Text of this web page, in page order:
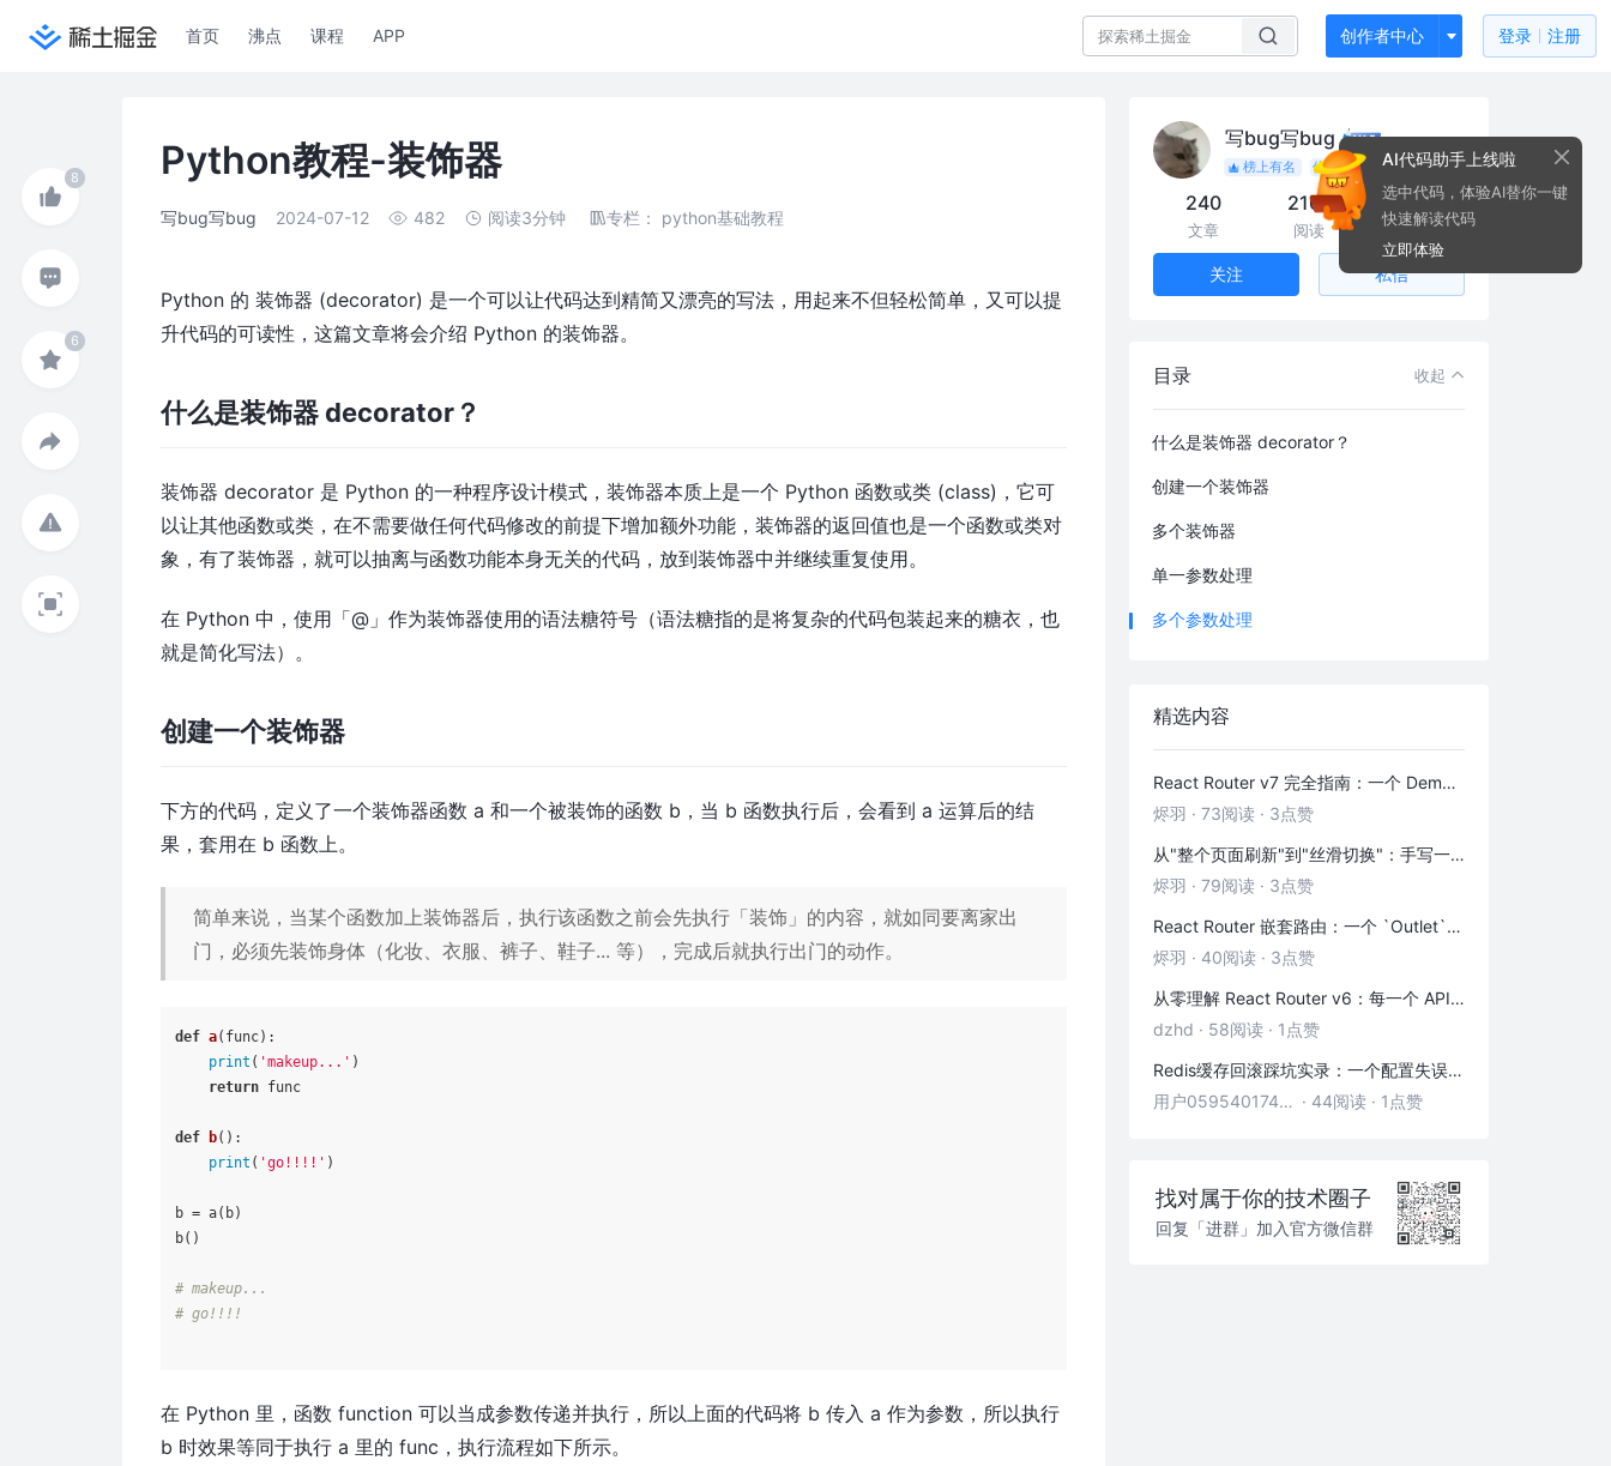
首页 沸点 课程 APP 创作者中心 登录 注册
Python教程-装饰器
写bug写bug 2024-07-12 482 阅读3分钟 专栏： python基础教程
Python 的 装饰器 (decorator) 是一个可以让代码达到精简又漂亮的写法，用起来不但轻松简单，又可以提
升代码的可读性，这篇文章将会介绍 Python 的装饰器。
什么是装饰器 decorator？
装饰器 decorator 是 Python 的一种程序设计模式，装饰器本质上是一个 Python 函数或类 (class)，它可
以让其他函数或类，在不需要做任何代码修改的前提下增加额外功能，装饰器的返回值也是一个函数或类对
象，有了装饰器，就可以抽离与函数功能本身无关的代码，放到装饰器中并继续重复使用。
在 Python 中，使用「@」作为装饰器使用的语法糖符号（语法糖指的是将复杂的代码包装起来的糖衣，也
就是简化写法）。
创建一个装饰器
下方的代码，定义了一个装饰器函数 a 和一个被装饰的函数 b，当 b 函数执行后，会看到 a 运算后的结
果，套用在 b 函数上。
简单来说，当某个函数加上装饰器后，执行该函数之前会先执行「装饰」的内容，就如同要离家出
门，必须先装饰身体（化妆、衣服、裤子、鞋子... 等），完成后就执行出门的动作。
def a( func):
print ( 'makeup...' )
return func
def b():
print ( 'go!!!!' )
b = a(b)
b()
# makeup...
# go!!!!
在 Python 里，函数 function 可以当成参数传递并执行，所以上面的代码将 b 传入 a 作为参数，所以执行
b 时效果等同于执行 a 里的 func，执行流程如下所示。
写bug写bug
榜上有名 优秀作者
240
文章
216k
阅读
276
粉丝
关注 私信
目录 收起
什么是装饰器 decorator？
创建一个装饰器
多个装饰器
单一参数处理
多个参数处理
精选内容
React Router v7 完全指南：一个 Demo 吃透前端路由
烬羽 · 73阅读 · 3点赞
从"整个页面刷新"到"丝滑切换"：手写一个 HashRouter 彻底搞懂前端路由
烬羽 · 79阅读 · 3点赞
React Router 嵌套路由：一个 `Outlet` 引发的布局思考
烬羽 · 40阅读 · 3点赞
从零理解 React Router v6：每一个 API 都是怎么工作的
dzhd · 58阅读 · 1点赞
Redis缓存回滚踩坑实录：一个配置失误，让我在凌晨3点丢了3000条数据
用户05954017446 · 44阅读 · 1点赞
找对属于你的技术圈子
回复「进群」加入官方微信群
AI代码助手上线啦
选中代码，体验AI替你一键
快速解读代码
立即体验